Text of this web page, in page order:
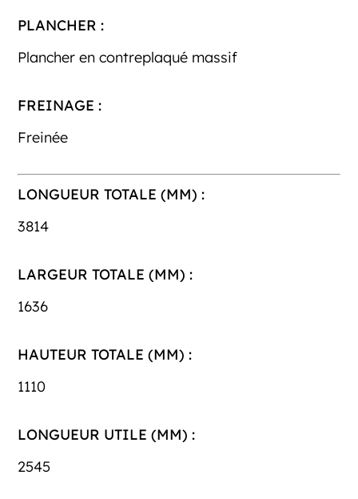
PLANCHER :
Plancher en contreplaqué massif
FREINAGE :
Freinée
LONGUEUR TOTALE (MM) :
3814
LARGEUR TOTALE (MM) :
1636
HAUTEUR TOTALE (MM) :
1110
LONGUEUR UTILE (MM) :
2545